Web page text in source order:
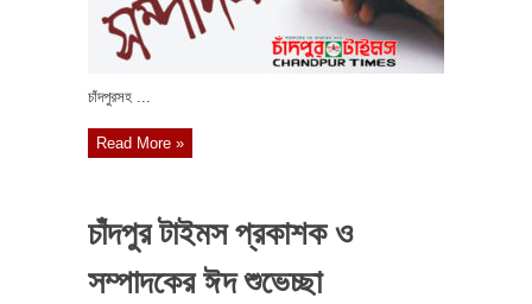
চাঁদপুরসহ ...
Read More »
চাঁদপুর টাইমস প্রকাশক ও
সম্পাদকের ঈদ শুভেচ্ছা